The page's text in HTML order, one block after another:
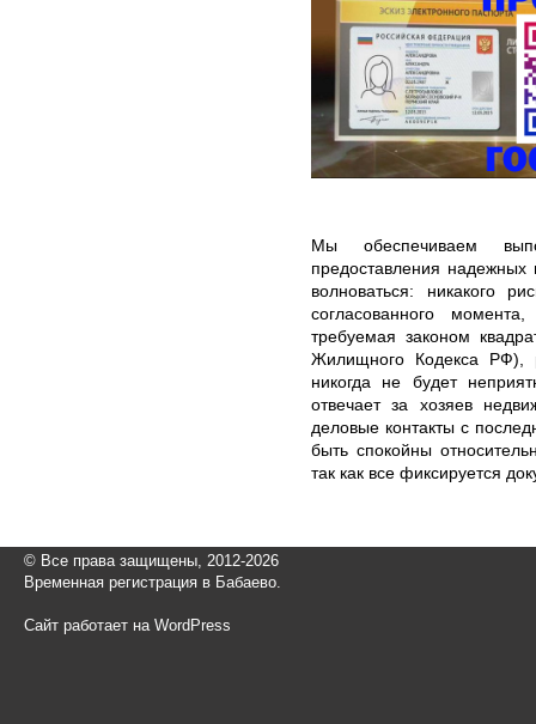
Мы обеспечиваем
предоставления
волноваться: никакого
согласованного
требуемая законом
Жилищного Кодекса РФ),
никогда не будет
отвечает за хозяев
деловые контакты с
быть спокойны
так как все фиксируется
© Все права защищены, 2012-2026
Временная регистрация в Бабаево.
Сайт работает на WordPress